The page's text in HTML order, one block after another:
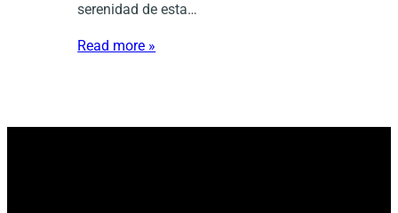
serenidad de esta…
Read more »